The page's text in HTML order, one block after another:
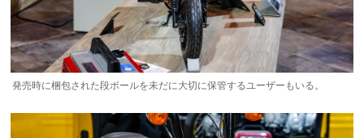
発売時に梱包された段ボールを未だに大切に保管するユーザーもいる。